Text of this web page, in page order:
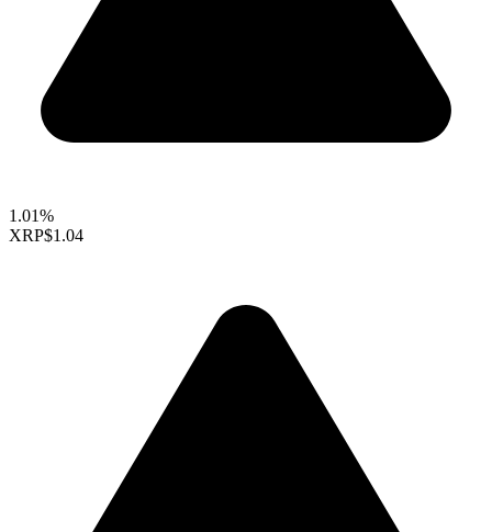
1.01%
XRP$1.04